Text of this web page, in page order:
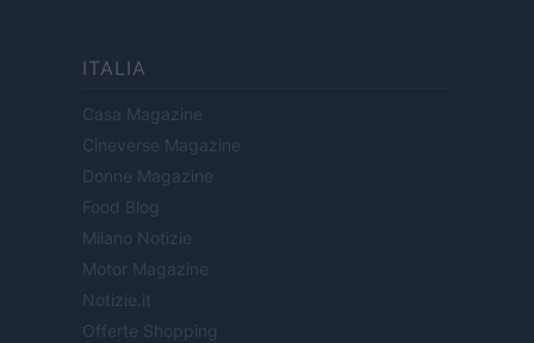
ITALIA
Casa Magazine
Cineverse Magazine
Donne Magazine
Food Blog
Milano Notizie
Motor Magazine
Notizie.it
Offerte Shopping